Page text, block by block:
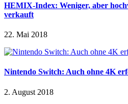
HEMIX-Index: Weniger, aber
verkauft
22. Mai 2018
Nintendo Switch: Auch ohne 4K
2. August 2018